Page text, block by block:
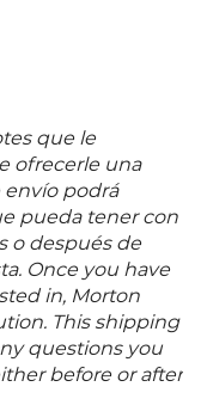
que le
ofrecerle una
envío podrá
pueda tener con
o después de
Once you have
in, Morton
This shipping
questions you
before or after